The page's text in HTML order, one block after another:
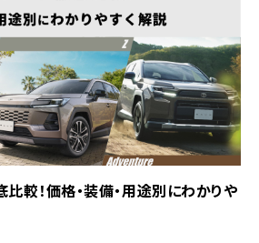
較！価格・装備・用途別にわかりや